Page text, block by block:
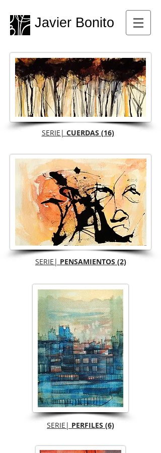
Javier Bonito
SERIE| CUERDAS (16)
SERIE| PENSAMIENTOS (2)
SERIE| PERFILES (6)